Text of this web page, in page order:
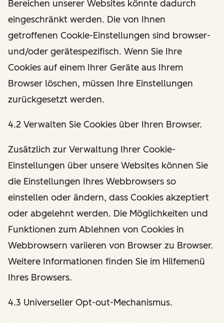
Bereichen unserer Websites könnte dadurch
eingeschränkt werden. Die von Ihnen
getroffenen Cookie-Einstellungen sind browser-
und/oder gerätespezifisch. Wenn Sie Ihre
Cookies auf einem Ihrer Geräte aus Ihrem
Browser löschen, müssen Ihre Einstellungen
zurückgesetzt werden.
4.2 Verwalten Sie Cookies über Ihren Browser.
Zusätzlich zur Verwaltung Ihrer Cookie-
Einstellungen über unsere Websites können Sie
die Einstellungen Ihres Webbrowsers so
einstellen oder ändern, dass Cookies akzeptiert
oder abgelehnt werden. Die Möglichkeiten und
Funktionen zum Ablehnen von Cookies in
Webbrowsern variieren von Browser zu Browser.
Weitere Informationen finden Sie im Hilfemenü
Ihres Browsers.
4.3 Universeller Opt-out-Mechanismus.